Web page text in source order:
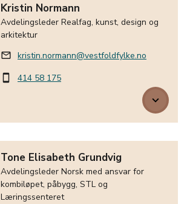
Kristin Normann
Avdelingsleder Realfag, kunst, design og
arkitektur
mail_outline kristin.normann@vestfoldfylke.no
smartphone 414 58 175
keyboard_arrow_down
Tone Elisabeth Grundvig
Avdelingsleder Norsk med ansvar for
kombiløpet, påbygg, STL og
Læringssenteret